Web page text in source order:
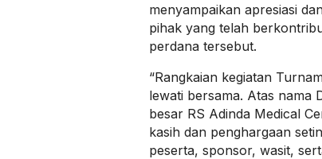
menyampaikan apresiasi
pihak yang telah
perdana tersebut.
“Rangkaian kegiatan
lewati bersama. Atas nama
besar RS Adinda Medical
kasih dan penghargaan
peserta, sponsor, wasit,